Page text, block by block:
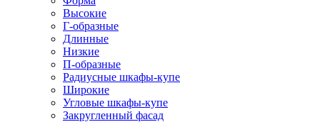
Высокие
Г-образные
Длинные
Низкие
П-образные
Радиусные шкафы-купе
Широкие
Угловые шкафы-купе
Закругленный фасад